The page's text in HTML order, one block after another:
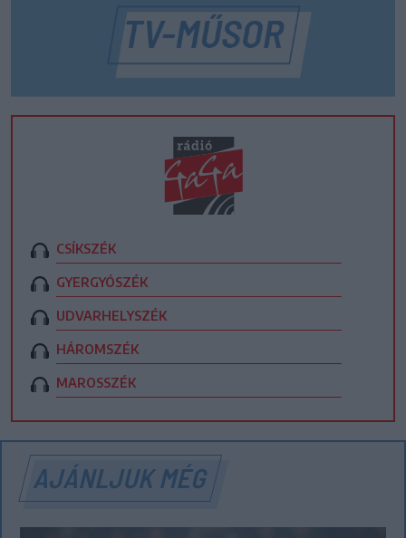
CSÍKSZÉK
GYERGYÓSZÉK
UDVARHELYSZÉK
HÁROMSZÉK
MAROSSZÉK
AJÁNLJUK MÉG